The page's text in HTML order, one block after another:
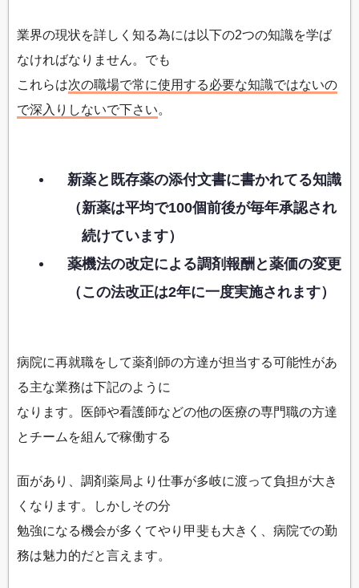
業界の現状を詳しく知る為には以下の2つの知識を学ば
なければなりません。でも
これらは次の職場で常に使用する必要な知識ではないの
で深入りしないで下さい。
新薬と既存薬の添付文書に書かれてる知識
（新薬は平均で100個前後が毎年承認され
続けています）
薬機法の改定による調剤報酬と薬価の変更
（この法改正は2年に一度実施されます）
病院に再就職をして薬剤師の方達が担当する可能性があ
る主な業務は下記のように
なります。医師や看護師などの他の医療の専門職の方達
とチームを組んで稼働する
面があり、調剤薬局より仕事が多岐に渡って負担が大き
くなります。しかしその分
勉強になる機会が多くてやり甲斐も大きく、病院での勤
務は魅力的だと言えます。